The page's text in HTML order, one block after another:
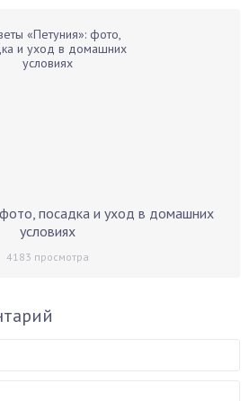
посадка и уход в домашних
условиях
4183 просмотра